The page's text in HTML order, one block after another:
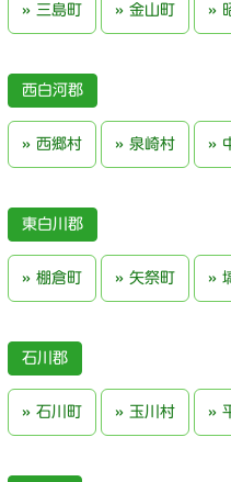
三島町 金山町
西白河郡
西郷村 泉崎村
東白川郡
棚倉町 矢祭町
石川郡
石川町 玉川村